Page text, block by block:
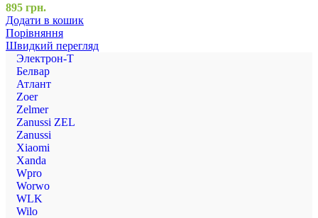
895 грн.
Додати в кошик
Порівняння
Швидкий перегляд
Электрон-Т
Белвар
Атлант
Zoer
Zelmer
Zanussi ZEL
Zanussi
Xiaomi
Xanda
Wpro
Worwo
WLK
Wilo